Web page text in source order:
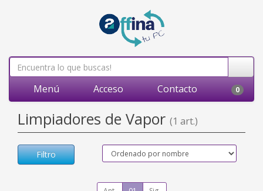
Menú Acceso Contacto 0
Limpiadores de Vapor (1 art.)
Filtro